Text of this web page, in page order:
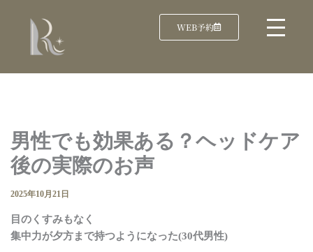
WEB予約
男性でも効果ある？ヘッドケア
後の実際のお声
2025年10月21日
目のくすみもなく
集中力が夕方まで持つようになった(30代男性)